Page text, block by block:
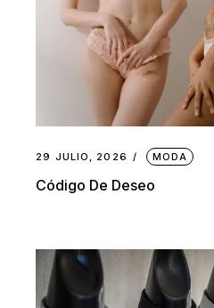
29 JULIO, 2026 MODA
Código De Deseo